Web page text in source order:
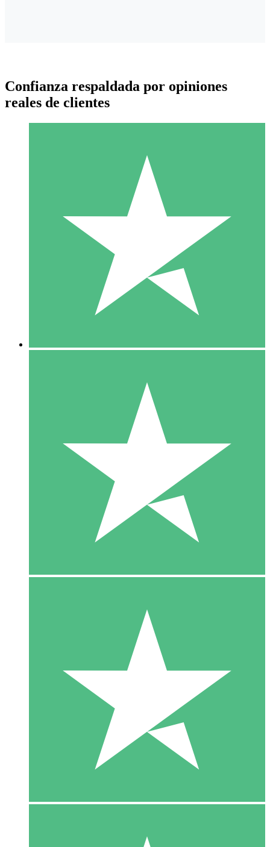
Paquetes de Créditos Individuales
Paga según el uso con créditos de descarga. Sin compromiso
10 00
10 Descargas
20 00
Confianza respaldada por opiniones
reales de clientes